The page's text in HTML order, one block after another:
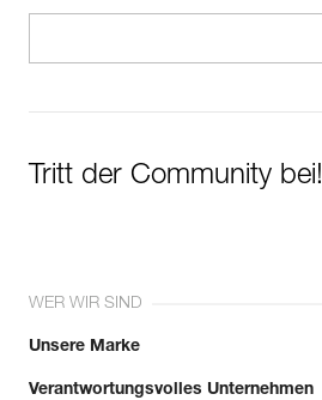
Tritt der Community bei!
WER WIR SIND
Unsere Marke
Verantwortungsvolles Unternehmen